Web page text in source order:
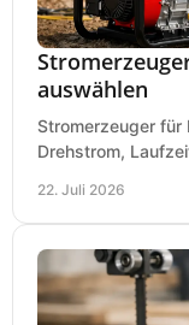
auswählen
Stromerzeuger für
Drehstrom,
22. Juli 2026